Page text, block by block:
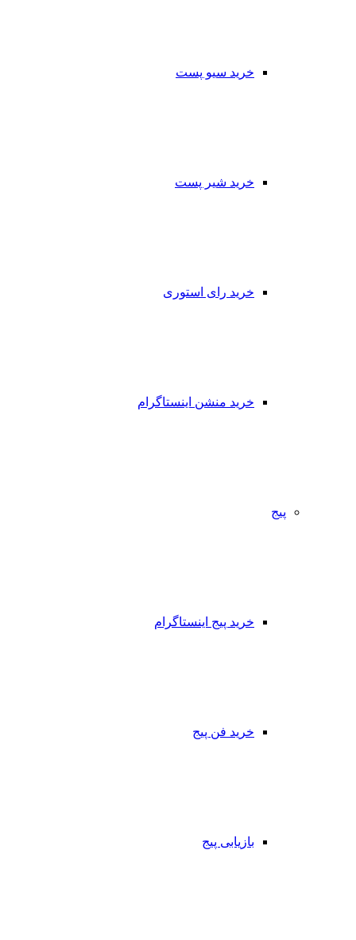
خرید سیو پست
خرید شیر پست
خرید رای استوری
خرید منشن اینستاگرام
پیج
خرید پیج اینستاگرام
خرید فن پیج
بازیابی پیج